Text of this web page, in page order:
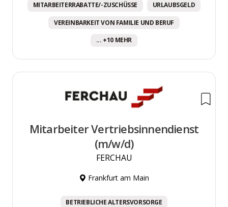
MITARBEITERRABATTE/-ZUSCHÜSSE URLAUBSGELD
VEREINBARKEIT VON FAMILIE UND BERUF
... +10 MEHR
Mitarbeiter Vertriebsinnendienst
(m/w/d)
FERCHAU
Frankfurt am Main
BETRIEBLICHE ALTERSVORSORGE